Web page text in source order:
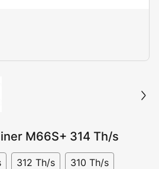
M66S+ 314 Th/s
312 Th/s 310 Th/s